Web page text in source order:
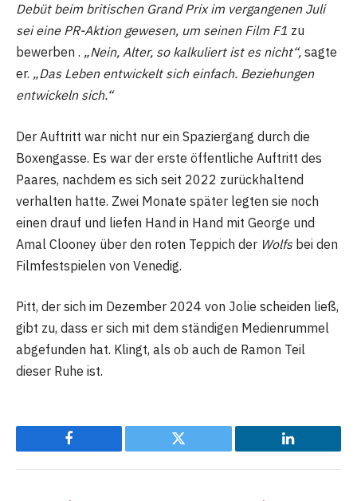
Debüt beim britischen Grand Prix im vergangenen Juli
sei eine PR-Aktion gewesen, um seinen Film F1 zu
bewerben . „Nein, Alter, so kalkuliert ist es nicht“, sagte
er. „Das Leben entwickelt sich einfach. Beziehungen
entwickeln sich.“
Der Auftritt war nicht nur ein Spaziergang durch die
Boxengasse. Es war der erste öffentliche Auftritt des
Paares, nachdem es sich seit 2022 zurückhaltend
verhalten hatte. Zwei Monate später legten sie noch
einen drauf und liefen Hand in Hand mit George und
Amal Clooney über den roten Teppich der Wolfsbei den
Filmfestspielen von Venedig.
Pitt, der sich im Dezember 2024 von Jolie scheiden ließ,
gibt zu, dass er sich mit dem ständigen Medienrummel
abgefunden hat. Klingt, als ob auch de Ramon Teil
dieser Ruhe ist.
Facebook Twitter LinkedIn